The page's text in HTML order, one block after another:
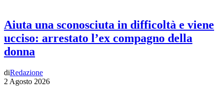
Aiuta una sconosciuta in difficoltà e viene
ucciso: arrestato l’ex compagno della
donna
diRedazione
2 Agosto 2026